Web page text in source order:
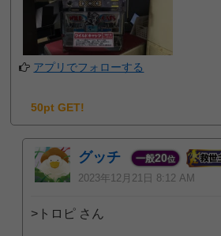
アプリでフォローする
50pt GET!
グッチ 一般20位
2023年12月21日 8:12 AM
>トロピ さん